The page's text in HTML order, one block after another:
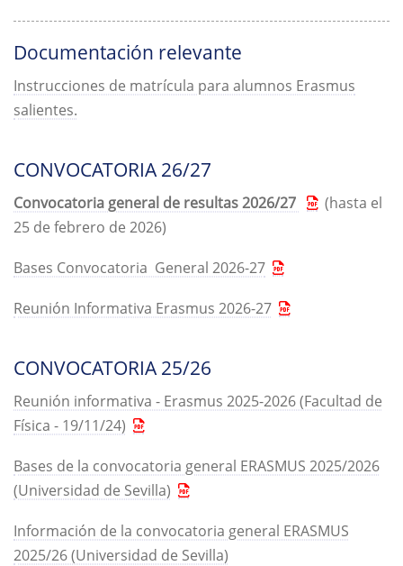
Documentación relevante
Instrucciones de matrícula para alumnos Erasmus
salientes.
CONVOCATORIA 26/27
Convocatoria general de resultas 2026/27
(hasta el
25 de febrero de 2026)
Bases Convocatoria General 2026-27
Reunión Informativa Erasmus 2026-27
CONVOCATORIA 25/26
Reunión informativa - Erasmus 2025-2026 (Facultad de
Física - 19/11/24)
Bases de la convocatoria general ERASMUS 2025/2026
(Universidad de Sevilla)
Información de la convocatoria general ERASMUS
2025/26 (Universidad de Sevilla)